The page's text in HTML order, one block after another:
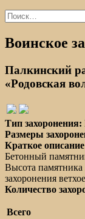
Найти:
Воинское
Палкинский
«Родовская
Тип захоронения:
Размеры
Краткое
Бетонный
Высота памятника
захоронения
Количество
Всего